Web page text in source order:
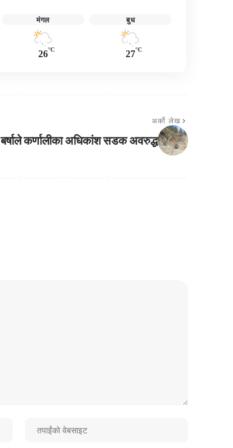
मंगल
26°C
बुध
27°C
अर्को लेख
बर्षाले कर्णालीका अधिकांश सडक अवरुद्ध